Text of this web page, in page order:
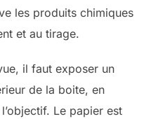
les produits chimiques
et au tirage.
il faut exposer un
de la boite, en
Le papier est